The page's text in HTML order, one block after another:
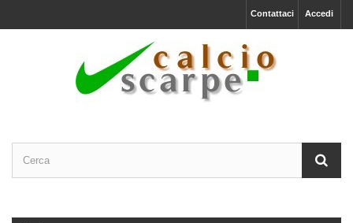
Accedi
Contattaci